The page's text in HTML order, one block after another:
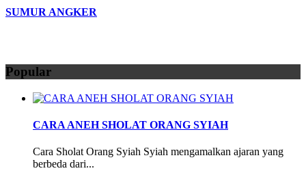
SUMUR ANGKER
Popular
CARA ANEH SHOLAT ORANG SYIAH
Cara Sholat Orang Syiah Syiah mengamalkan ajaran yang
berbeda dari...